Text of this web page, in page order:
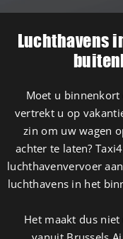
Luchthavens
Moet u
vertrekt u op
zin om uw wagen
achter te laten?
luchthavenvervoer
luchthavens in het
Het maakt dus